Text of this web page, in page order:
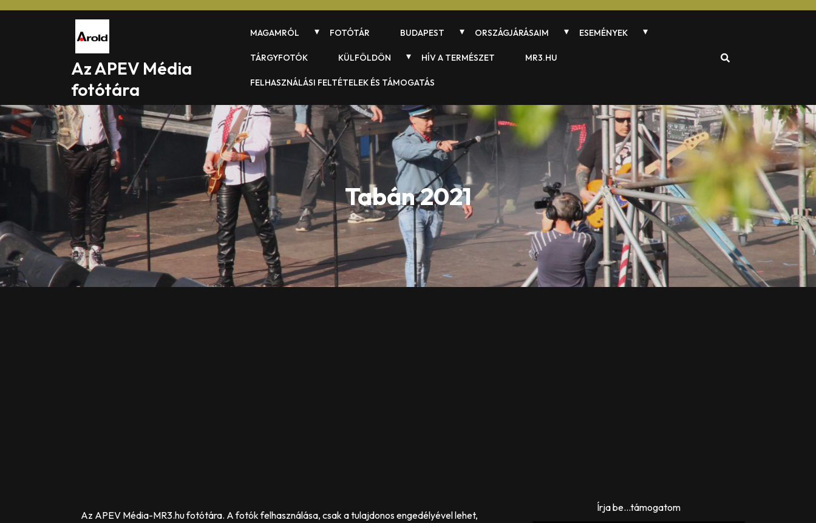
Az APEV Média
fotótára
MAGAMRÓL FOTÓTÁR BUDAPEST ORSZÁGJÁRÁSAIM ESEMÉNYEK
TÁRGYFOTÓK KÜLFÖLDÖN HÍV A TERMÉSZET MR3.HU
FELHASZNÁLÁSI FELTÉTELEK ÉS TÁMOGATÁS
Tabán 2021
Az APEV Média-MR3.hu fotótára. A fotók felhasználása, csak a tulajdonos engedélyével lehet,
Írja be...támogatom